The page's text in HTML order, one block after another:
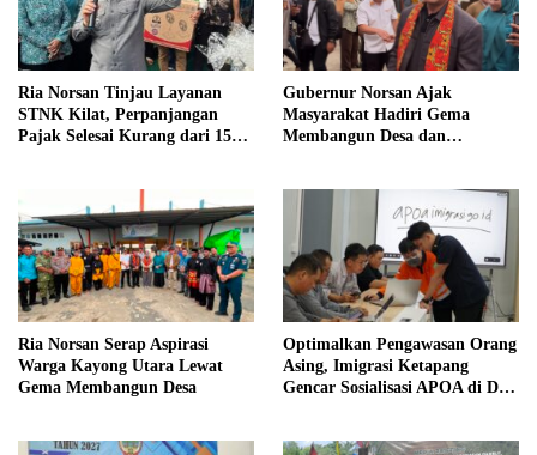
Ria Norsan Tinjau Layanan
STNK Kilat, Perpanjangan
Pajak Selesai Kurang dari 15
Gubernur Norsan Ajak
Masyarakat Hadiri Gema
Membangun Desa dan
Ria Norsan Serap Aspirasi
Warga Kayong Utara Lewat
Gema Membangun Desa
Optimalkan Pengawasan Orang
Asing, Imigrasi Ketapang
Gencar Sosialisasi APOA di Dua